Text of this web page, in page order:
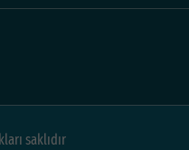
saklıdır